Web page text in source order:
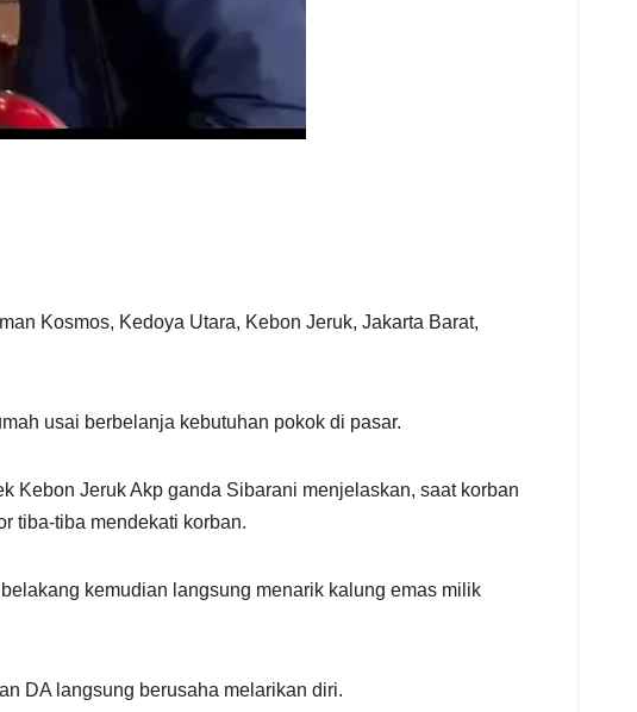
Kosmos, Kedoya Utara, Kebon Jeruk, Jakarta Barat,
usai berbelanja kebutuhan pokok di pasar.
Kebon Jeruk Akp ganda Sibarani menjelaskan, saat korban
tiba-tiba mendekati korban.
kemudian langsung menarik kalung emas milik
DA langsung berusaha melarikan diri.